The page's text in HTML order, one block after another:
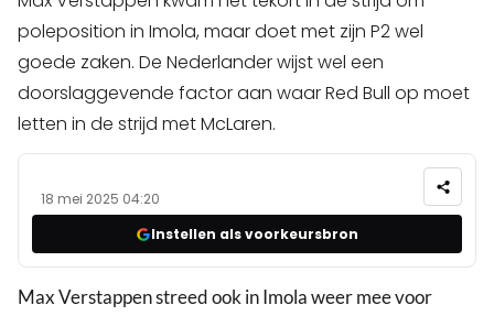
poleposition in Imola, maar doet met zijn P2 wel
goede zaken. De Nederlander wijst wel een
doorslaggevende factor aan waar Red Bull op moet
letten in de strijd met McLaren.
18 mei 2025 04:20
Instellen als voorkeursbron
Max Verstappen streed ook in Imola weer mee voor